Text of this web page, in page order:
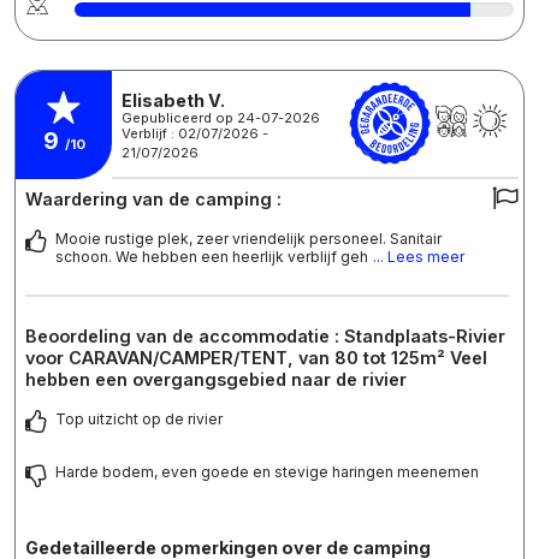
9 /10
Elisabeth V.
Gepubliceerd op 24-07-2026
Verblijf : 02/07/2026 -
21/07/2026
Waardering van de camping :
Mooie rustige plek, zeer vriendelijk personeel. Sanitair
schoon. We hebben een heerlijk verblijf geh ... Lees meer
Beoordeling van de accommodatie : Standplaats-Rivier
voor CARAVAN/CAMPER/TENT, van 80 tot 125m² Veel
hebben een overgangsgebied naar de rivier
Top uitzicht op de rivier
Harde bodem, even goede en stevige haringen meenemen
Gedetailleerde opmerkingen over de camping